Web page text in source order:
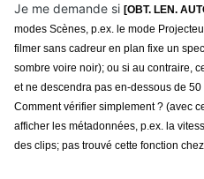
Je me demande si [OBT. LEN.
modes Scènes, p.ex. le mode
filmer sans cadreur en plan fixe un
sombre voire noir); ou si au contraire,
et ne descendra pas en-dessous de 50
Comment vérifier simplement ? (avec
afficher les métadonnées, p.ex. la
des clips; pas trouvé cette fonction